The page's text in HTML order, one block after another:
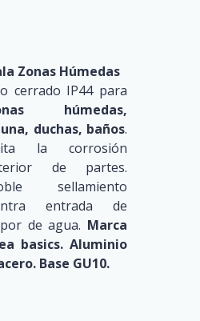
Zonas Húmedas
cerrado IP44 para
húmedas,
duchas, baños.
la corrosión
de partes.
sellamiento
entrada de
de agua. Marca
basics. Aluminio
Base GU10.